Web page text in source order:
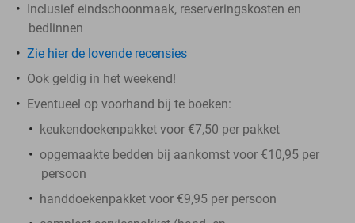
Inclusief eindschoonmaak, reserveringskosten en
bedlinnen
Zie hier de lovende recensies
Ook geldig in het weekend!
Eventueel op voorhand bij te boeken:
keukendoekenpakket voor €7,50 per pakket
opgemaakte bedden bij aankomst voor €10,95 per
persoon
handdoekenpakket voor €9,95 per persoon